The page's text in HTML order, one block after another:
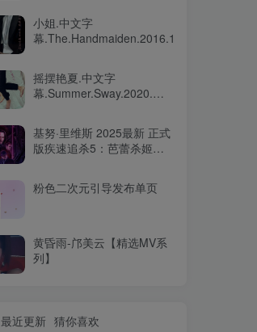
小姐.中文字
幕.The.Handmaiden.2016.1080p
摇摆艳夏.中文字
幕.Summer.Sway.2020.제
基努·里维斯 2025最新 正式
版疾速追杀5：芭蕾杀姬
粉色二次元引导发布单页
黄昏雨-邝美云【精选MV系
列】
最近更新 猜你喜欢